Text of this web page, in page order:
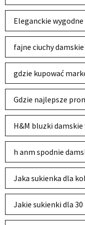
Eleganckie
fajne ciuchy damskie
gdzie kupować
Gdzie najlepsze
H&M bluzki damskie
h anm spodnie
Jaka sukienka dla
Jakie sukienki dla